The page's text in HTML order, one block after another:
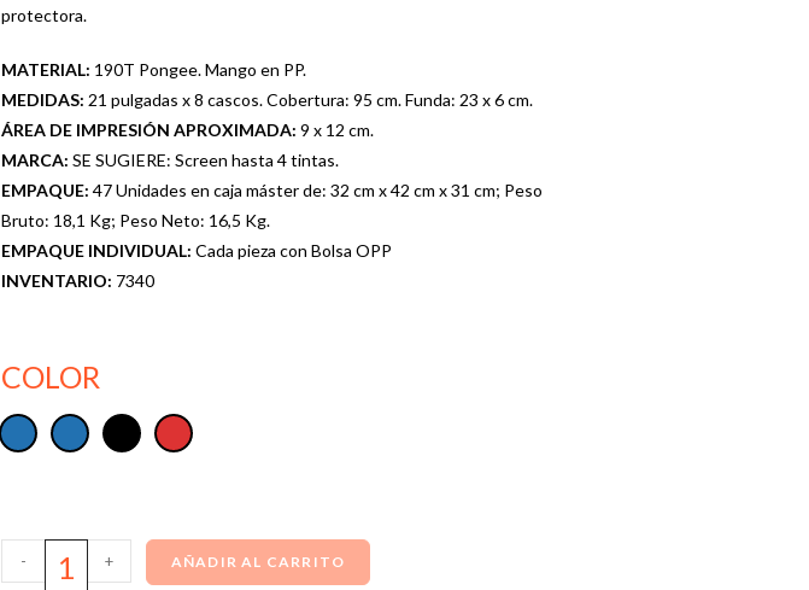
protectora.
MATERIAL: 190T Pongee. Mango en PP.
MEDIDAS: 21 pulgadas x 8 cascos. Cobertura: 95 cm. Funda: 23 x 6 cm.
ÁREA DE IMPRESIÓN APROXIMADA: 9 x 12 cm.
MARCA: SE SUGIERE: Screen hasta 4 tintas.
EMPAQUE: 47 Unidades en caja máster de: 32 cm x 42 cm x 31 cm; Peso
Bruto: 18,1 Kg; Peso Neto: 16,5 Kg.
EMPAQUE INDIVIDUAL: Cada pieza con Bolsa OPP
INVENTARIO: 7340
COLOR
- + AÑADIR AL CARRITO